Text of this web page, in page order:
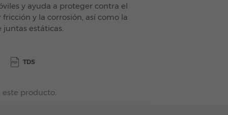
y ayuda a proteger contra el
y la corrosión, así como la
juntas estáticas.
TDS
este producto.